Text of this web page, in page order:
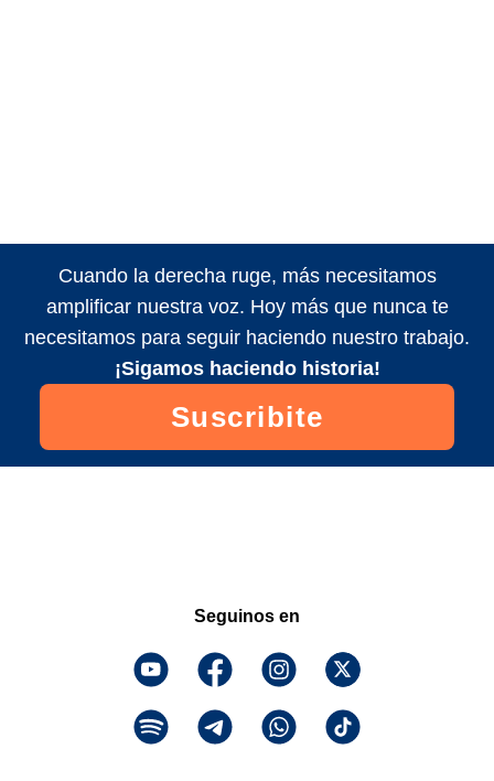
Cuando la derecha ruge, más necesitamos
amplificar nuestra voz. Hoy más que nunca te
necesitamos para seguir haciendo nuestro trabajo.
¡Sigamos haciendo historia!
Suscribite
Seguinos en